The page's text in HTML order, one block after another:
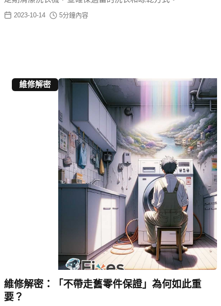
2023-10-14 5分鐘內容
維修解密
維修解密：「不帶走舊零件保證」為何如此重
要？